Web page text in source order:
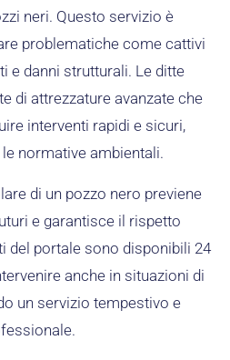
neri. Questo servizio è
problematiche come cattivi
e danni strutturali. Le ditte
di attrezzature avanzate che
interventi rapidi e sicuri,
normative ambientali.
di un pozzo nero previene
e garantisce il rispetto
del portale sono disponibili 24
anche in situazioni di
un servizio tempestivo e